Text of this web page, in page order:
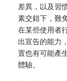
差異，以及習
素交錯下，難
在某些使用者
出宣告的能力
置也有可能產
體驗。